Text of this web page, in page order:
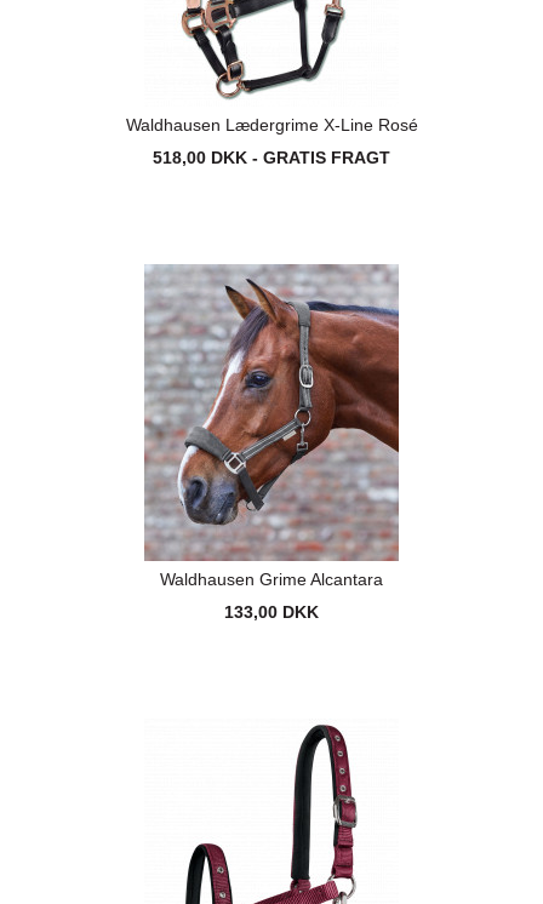
Waldhausen Lædergrime X-Line Rosé
518,00 DKK - GRATIS FRAGT
Waldhausen Grime Alcantara
133,00 DKK